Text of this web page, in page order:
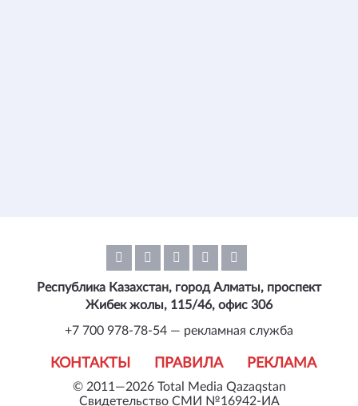
© 2011—2026 Total Media Qazaqstan
Свидетельство СМИ №16942-ИА
КОНТАКТЫ ПРАВИЛА РЕКЛАМА
Республика Казахстан, город Алматы, проспект
Жибек жолы, 115/46, офис 306
+7 700 978-78-54 — рекламная служба